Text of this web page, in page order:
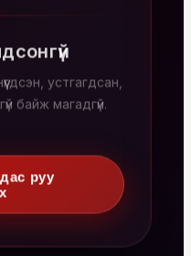
устгагдсан,
байж магадгүй.
руу